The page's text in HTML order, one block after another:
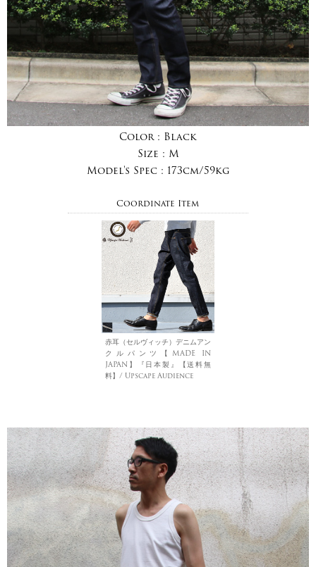
Color : Black
Size : M
Model's Spec : 173cm/59kg
Coordinate Item
赤耳（セルヴィッチ）デニムアン
クルパンツ【MADE IN
JAPAN】『日本製』【送料無
料】/ Upscape Audience